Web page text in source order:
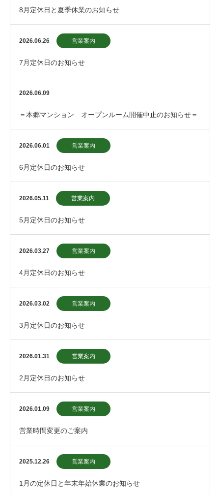
8月定休日と夏季休業のお知らせ
2026.06.26 営業案内
7月定休日のお知らせ
2026.06.09
＝本郷マンション オープンルーム開催中止のお知らせ＝
2026.06.01 営業案内
6月定休日のお知らせ
2026.05.11 営業案内
5月定休日のお知らせ
2026.03.27 営業案内
4月定休日のお知らせ
2026.03.02 営業案内
3月定休日のお知らせ
2026.01.31 営業案内
2月定休日のお知らせ
2026.01.09 営業案内
営業時間変更のご案内
2025.12.26 営業案内
1月の定休日と年末年始休業のお知らせ